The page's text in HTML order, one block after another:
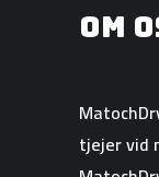
Om
tjejer vid